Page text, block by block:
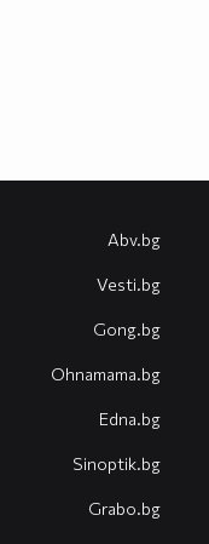
Abv.bg
Vesti.bg
Gong.bg
Оhnamama.bg
Edna.bg
Sinoptik.bg
Grabo.bg